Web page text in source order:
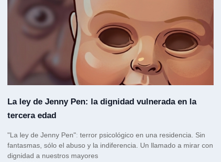
La ley de Jenny Pen: la dignidad vulnerada en la
tercera edad
"La ley de Jenny Pen"ː terror psicológico en una residencia. Sin
fantasmas, sólo el abuso y la indiferencia. Un llamado a mirar con
dignidad a nuestros mayores